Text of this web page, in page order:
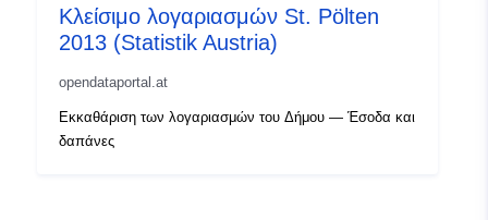
Κλείσιμο λογαριασμών St. Pölten
2013 (Statistik Austria)
opendataportal.at
Εκκαθάριση των λογαριασμών του Δήμου — Έσοδα και
δαπάνες